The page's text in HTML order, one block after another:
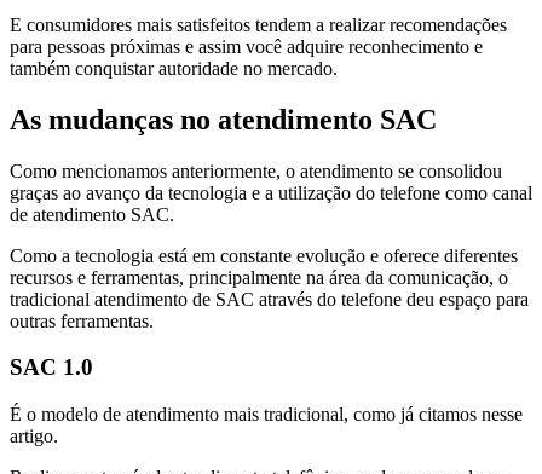
E consumidores mais satisfeitos tendem a realizar recomendações
para pessoas próximas e assim você adquire reconhecimento e
também conquistar autoridade no mercado.
As mudanças no atendimento SAC
Como mencionamos anteriormente, o atendimento se consolidou
graças ao avanço da tecnologia e a utilização do telefone como canal
de atendimento SAC.
Como a tecnologia está em constante evolução e oferece diferentes
recursos e ferramentas, principalmente na área da comunicação, o
tradicional atendimento de SAC através do telefone deu espaço para
outras ferramentas.
SAC 1.0
É o modelo de atendimento mais tradicional, como já citamos nesse
artigo.